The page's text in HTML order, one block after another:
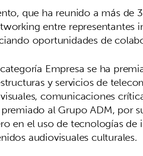
que ha reunido a más de
entre representantes
oportunidades de
Empresa se ha
y servicios de
comunicaciones
al Grupo ADM, por
en el uso de tecnologías
audiovisuales culturales.